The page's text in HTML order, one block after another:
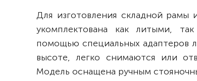
Для изготовления складной рамы
укомплектована как литыми,
помощью специальных адаптеров
высоте, легко снимаются или
Модель оснащена ручным